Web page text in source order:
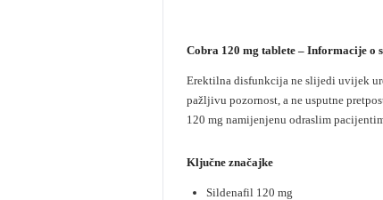
Cobra 120 mg tablete – Informacije o
Erektilna disfunkcija ne slijedi uvijek
pažljivu pozornost, a ne usputne
120 mg namijenjenu odraslim
Ključne značajke
Sildenafil 120 mg